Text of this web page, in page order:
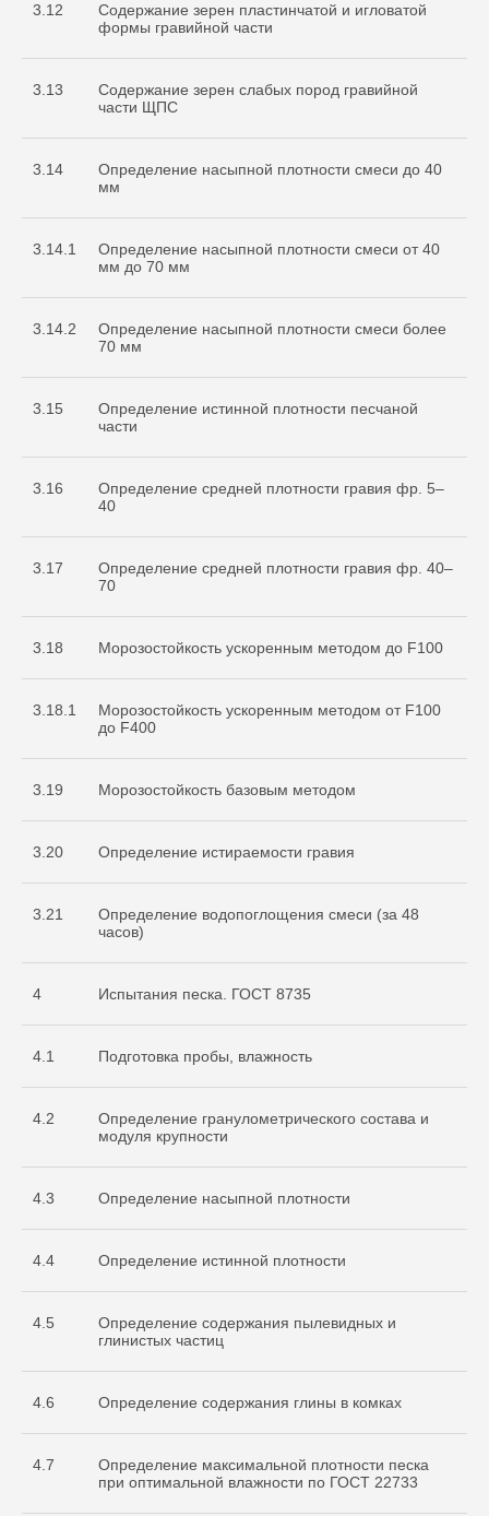
3.12
Содержание зерен пластинчатой и игловатой
формы гравийной части
3.13
Содержание зерен слабых пород гравийной
части ЩПС
3.14
Определение насыпной плотности смеси до 40
мм
3.14.1
Определение насыпной плотности смеси от 40
мм до 70 мм
3.14.2
Определение насыпной плотности смеси более
70 мм
3.15
Определение истинной плотности песчаной
части
3.16
Определение средней плотности гравия фр. 5–
40
3.17
Определение средней плотности гравия фр. 40–
70
3.18 Морозостойкость ускоренным методом до F100
3.18.1
Морозостойкость ускоренным методом от F100
до F400
3.19 Морозостойкость базовым методом
3.20 Определение истираемости гравия
3.21
Определение водопоглощения смеси (за 48
часов)
4 Испытания песка. ГОСТ 8735
4.1 Подготовка пробы, влажность
4.2
Определение гранулометрического состава и
модуля крупности
4.3 Определение насыпной плотности
4.4 Определение истинной плотности
4.5
Определение содержания пылевидных и
глинистых частиц
4.6 Определение содержания глины в комках
4.7
Определение максимальной плотности песка
при оптимальной влажности по ГОСТ 22733